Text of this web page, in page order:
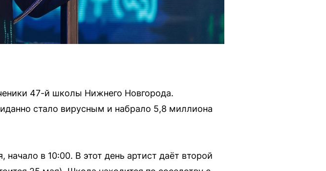
47-й школы Нижнего Новгорода.
стало вирусным и набрало 5,8 миллиона
в 10:00. В этот день артист даёт второй